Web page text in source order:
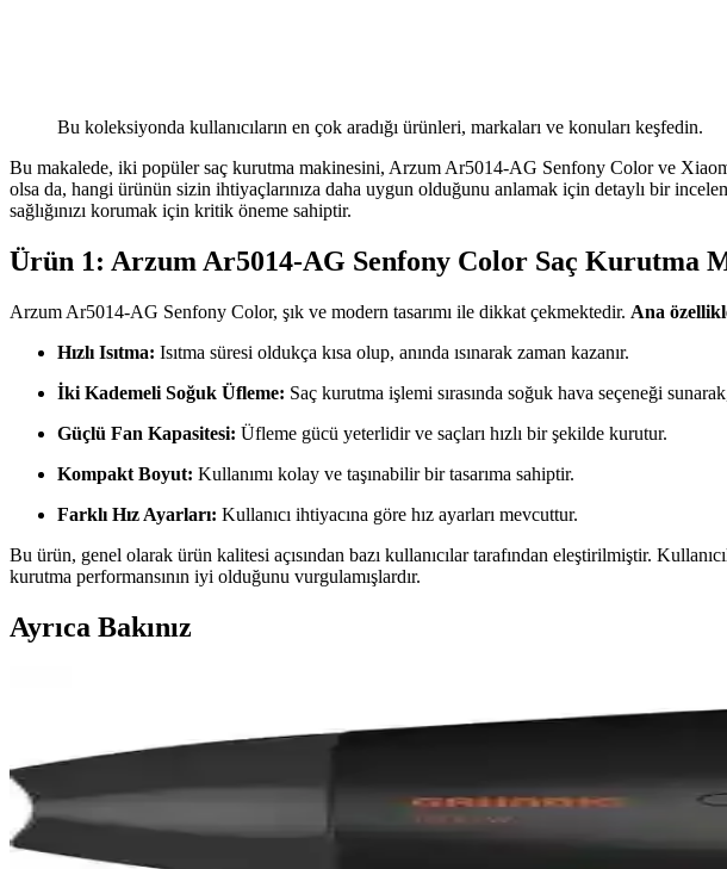
Bu koleksiyonda kullanıcıların en çok aradığı ürünleri, markaları ve konuları keşfedin.
Bu makalede, iki popüler saç kurutma makinesini, Arzum Ar5014-AG Senfony Color ve
olsa da, hangi ürünün sizin ihtiyaçlarınıza daha uygun olduğunu anlamak için detaylı bir
sağlığınızı korumak için kritik öneme sahiptir.
Ürün 1: Arzum Ar5014-AG Senfony Color Saç Kurutma
Arzum Ar5014-AG Senfony Color, şık ve modern tasarımı ile dikkat çekmektedir. Ana
Hızlı Isıtma: Isıtma süresi oldukça kısa olup, anında ısınarak zaman kazanır.
İki Kademeli Soğuk Üfleme: Saç kurutma işlemi sırasında soğuk hava seçeneği
Güçlü Fan Kapasitesi: Üfleme gücü yeterlidir ve saçları hızlı bir şekilde kurutur.
Kompakt Boyut: Kullanımı kolay ve taşınabilir bir tasarıma sahiptir.
Farklı Hız Ayarları: Kullanıcı ihtiyacına göre hız ayarları mevcuttur.
Bu ürün, genel olarak ürün kalitesi açısından bazı kullanıcılar tarafından eleştirilmiştir.
kurutma performansının iyi olduğunu vurgulamışlardır.
Ayrıca Bakınız
Philips ve Ventoso Saç Kurutma Makineleri Karşılaştırması:
Philips ve Ventoso markalarının saç kurutma makineleri performansını, teknolojik özelliklerini
Negatif İyonlu Saç Kurutma Makineleri ile Saç Sağlığını Koruyan
Negatif iyonlu saç kurutma makineleri, saçın doğal yapısını koruyarak elektriklenmeyi azaltır,